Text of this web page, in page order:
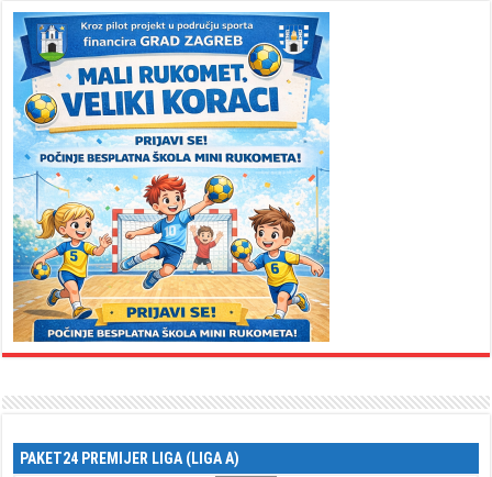
PAKET24 PREMIJER LIGA (LIGA A)